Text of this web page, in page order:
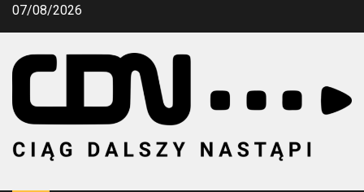
Przejdź
07/08/2026